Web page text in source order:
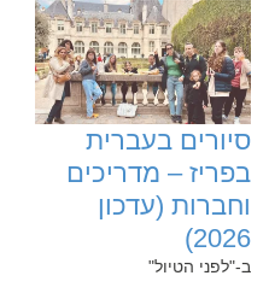
‏סיורים בעברית
בפריז – מדריכים
וחברות (עדכון
2026)
ב-"לפני הטיול"